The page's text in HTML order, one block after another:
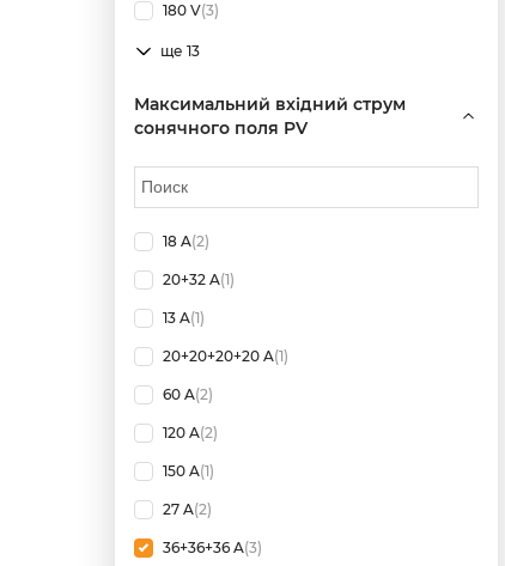
180 V(3)
ще 13
Максимальний вхідний струм
сонячного поля PV
18 A(2)
20+32 A(1)
13 A(1)
20+20+20+20 A(1)
60 A(2)
120 A(2)
150 A(1)
27 A(2)
36+36+36 A(3)